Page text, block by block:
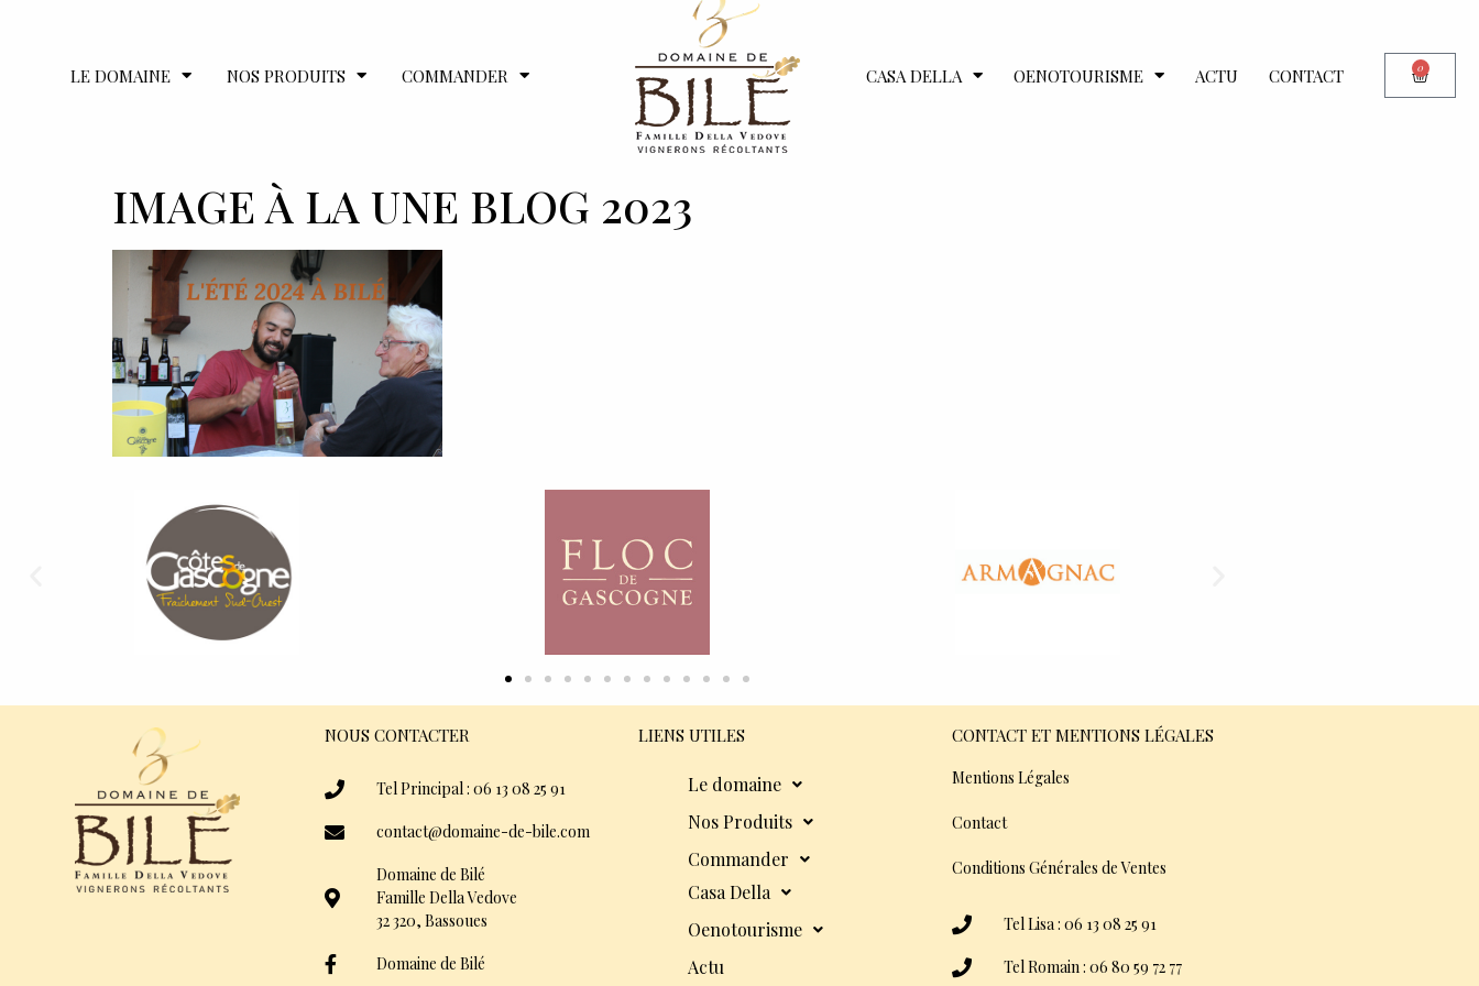
LE DOMAINE NOS PRODUITS COMMANDER CASA DELLA OENOTOURISME ACTU CONTACT 0
IMAGE À LA UNE BLOG 2023
NOUS CONTACTER
Tel Principal : 06 13 08 25 91
contact@domaine-de-bile.com
Domaine de Bilé
Famille Della Vedove
32 320, Bassoues
Domaine de Bilé
LIENS UTILES
Le domaine
Nos Produits
Commander
Casa Della
Oenotourisme
Actu
CONTACT ET MENTIONS LÉGALES
Mentions Légales
Contact
Conditions Générales de Ventes
Tel Lisa : 06 13 08 25 91
Tel Romain : 06 80 59 72 77